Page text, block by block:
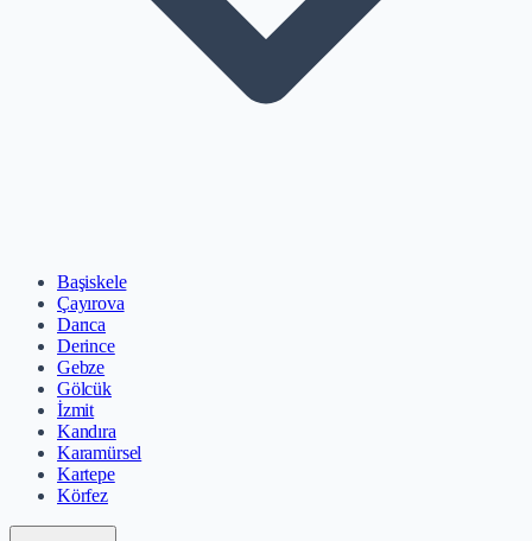
Başiskele
Çayırova
Darıca
Derince
Gebze
Gölcük
İzmit
Kandıra
Karamürsel
Kartepe
Körfez